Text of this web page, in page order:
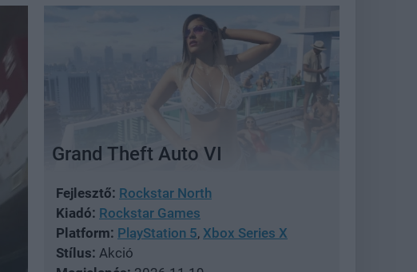
Grand Theft Auto VI
Fejlesztő: Rockstar North
Kiadó: Rockstar Games
Platform: PlayStation 5, Xbox Series X
Stílus: Akció